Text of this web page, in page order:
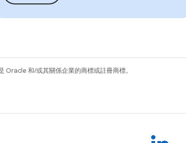
Oracle 和/或其關係企業的商標或註冊商標。